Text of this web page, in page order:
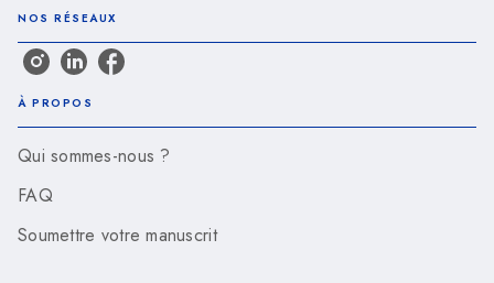
NOS RÉSEAUX
À PROPOS
Qui sommes-nous ?
FAQ
Soumettre votre manuscrit